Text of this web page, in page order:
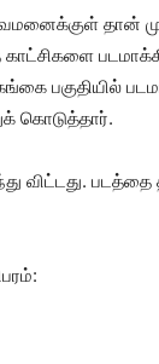
தான்
கொடுத்தார்.
விட்டது.